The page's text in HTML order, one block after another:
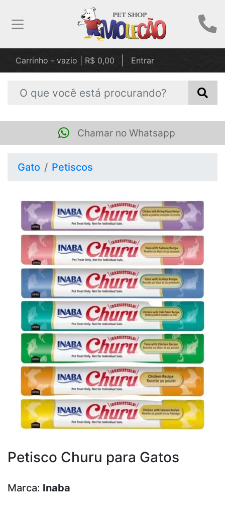
Carrinho - vazio | R$ 0,00 Entrar
Chamar no Whatsapp
Gato Petiscos
Petisco Churu para Gatos
Marca: Inaba